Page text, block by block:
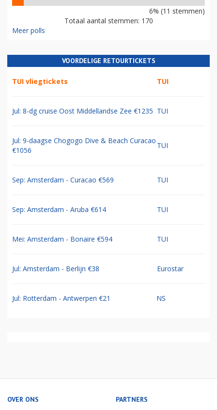
6% (11 stemmen)
Totaal aantal stemmen: 170
Meer polls
VOORDELIGE RETOURTICKETS
TUI vliegtickets TUI
Jul: 8-dg cruise Oost Middellandse Zee €1235 TUI
Jul: 9-daagse Chogogo Dive & Beach Curacao
€1056
TUI
Sep: Amsterdam - Curacao €569 TUI
Sep: Amsterdam - Aruba €614 TUI
Mei: Amsterdam - Bonaire €594 TUI
Jul: Amsterdam - Berlijn €38 Eurostar
Jul: Rotterdam - Antwerpen €21 NS
OVER ONS PARTNERS